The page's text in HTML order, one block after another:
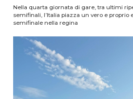
Nella quarta giornata di gare, tra ultimi
semifinali, l’Italia piazza un vero e
semifinale nella regina